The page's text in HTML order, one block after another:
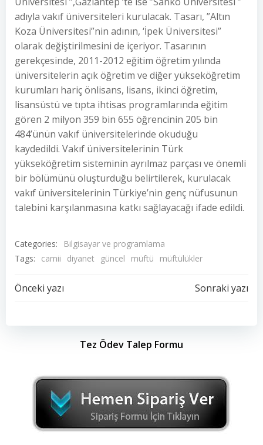
adıyla vakıf üniversiteleri kurulacak. Tasarı, ”Altın
Koza Üniversitesi”nin adının, ‘İpek Üniversitesi”
olarak değiştirilmesini de içeriyor. Tasarının
gerekçesinde, 2011-2012 eğitim öğretim yılında
üniversitelerin açık öğretim ve diğer yükseköğretim
kurumları hariç önlisans, lisans, ikinci öğretim,
lisansüstü ve tıpta ihtisas programlarında eğitim
gören 2 milyon 359 bin 655 öğrencinin 205 bin
484’ünün vakıf üniversitelerinde okuduğu
kaydedildi. Vakıf üniversitelerinin Türk
yükseköğretim sisteminin ayrılmaz parçası ve önemli
bir bölümünü oluşturduğu belirtilerek, kurulacak
vakıf üniversitelerinin Türkiye’nin genç nüfusunun
talebini karşılanmasına katkı sağlayacağı ifade edildi.
Categories:
Bilgisayar ve programlama
Tags:
camii diyanet güncel müftü müftülükler
Yazı
dolaşımı
Önceki yazı
dolaşımı
Sonraki yazı
Tez Ödev Talep Formu